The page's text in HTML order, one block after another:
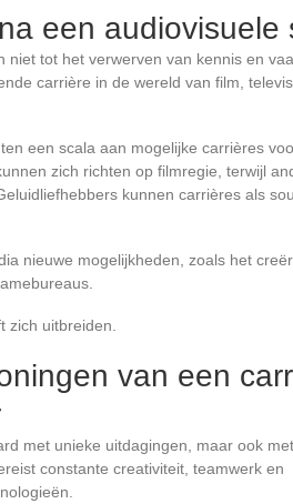
een audiovisuele
niet tot het verwerven van kennis en
carrière in de wereld van film,
een scala aan mogelijke carrières
zich richten op filmregie, terwijl
kunnen carrières als
nieuwe mogelijkheden, zoals het
zich uitbreiden.
van een
met unieke uitdagingen, maar ook met
constante creativiteit, teamwerk en